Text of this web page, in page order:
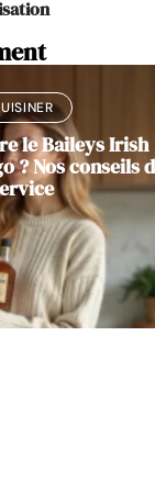
le Baileys Irish
? Nos conseils